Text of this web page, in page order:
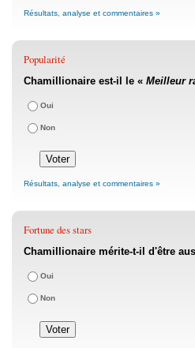
Résultats, analyse et commentaires »
Popularité
Chamillionaire est-il le « Meilleur
Oui
Non
Résultats, analyse et commentaires »
Fortune des stars
Chamillionaire mérite-t-il d'être
Oui
Non